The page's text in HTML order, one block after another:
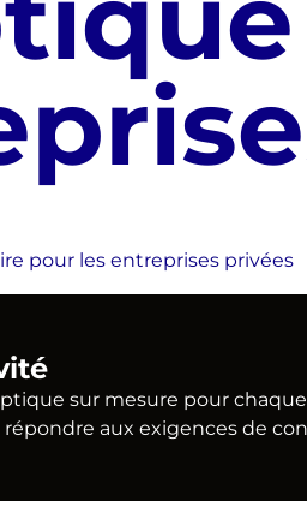
pour les entreprises privées
sur mesure pour
aux exigences de